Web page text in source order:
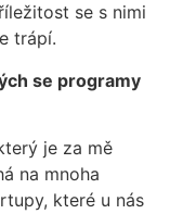
se s nimi
trápí.
se programy
je za mě
na mnoha
které u nás